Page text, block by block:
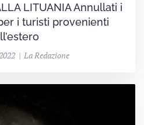
LITUANIA Annullati i
i turisti provenienti
| La Redazione